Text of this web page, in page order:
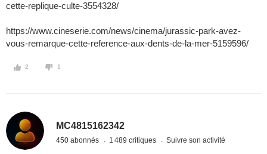
cette-replique-culte-3554328/
https://www.cineserie.com/news/cinema/jurassic-park-avez-
vous-remarque-cette-reference-aux-dents-de-la-mer-5159596/
2 1
MC4815162342
450 abonnés 1 489 critiques Suivre son activité